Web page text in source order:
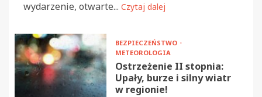
wydarzenie, otwarte... Czytaj dalej
BEZPIECZEŃSTWO
METEOROLOGIA
Ostrzeżenie II stopnia:
Upały, burze i silny wiatr
w regionie!